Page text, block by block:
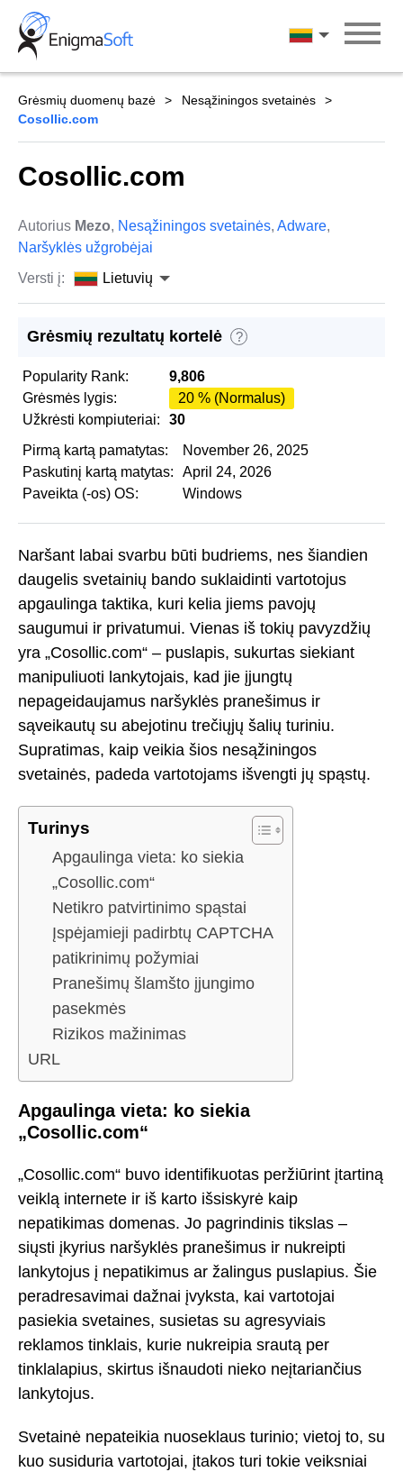
Skip
content
Lietuvių
Grėsmių duomenų bazė
Nesąžiningos svetainės
Cosollic.com
Cosollic.com
Autorius Mezo, Nesąžiningos svetainės, Adware,
Naršyklės užgrobėjai
Versti į:
Lietuvių
Grėsmių rezultatų kortelė ?
Popularity Rank:
9,806
Grėsmės lygis:
20 % (Normalus)
Užkrėsti kompiuteriai:
30
Pirmą kartą pamatytas:
November 26, 2025
Paskutinį kartą matytas:
April 24, 2026
Paveikta (-os) OS:
Windows
Naršant labai svarbu būti budriems, nes šiandien
daugelis svetainių bando suklaidinti vartotojus
apgaulinga taktika, kuri kelia jiems pavojų
saugumui ir privatumui. Vienas iš tokių pavyzdžių
yra „Cosollic.com“ – puslapis, sukurtas siekiant
manipuliuoti lankytojais, kad jie įjungtų
nepageidaujamus naršyklės pranešimus ir
sąveikautų su abejotinu trečiųjų šalių turiniu.
Supratimas, kaip veikia šios nesąžiningos
svetainės, padeda vartotojams išvengti jų spąstų.
Turinys
Apgaulinga vieta: ko siekia
„Cosollic.com“
Netikro patvirtinimo spąstai
Įspėjamieji padirbtų CAPTCHA
patikrinimų požymiai
Pranešimų šlamšto įjungimo
pasekmės
Rizikos mažinimas
URL
Apgaulinga vieta: ko siekia
„Cosollic.com“
„Cosollic.com“ buvo identifikuotas peržiūrint įtartiną
veiklą internete ir iš karto išsiskyrė kaip
nepatikimas domenas. Jo pagrindinis tikslas –
siųsti įkyrius naršyklės pranešimus ir nukreipti
lankytojus į nepatikimus ar žalingus puslapius. Šie
peradresavimai dažnai įvyksta, kai vartotojai
pasiekia svetaines, susietas su agresyviais
reklamos tinklais, kurie nukreipia srautą per
tinklalapius, skirtus išnaudoti nieko neįtariančius
lankytojus.
Svetainė nepateikia nuoseklaus turinio; vietoj to, su
kuo susiduria vartotojai, įtakos turi tokie veiksniai